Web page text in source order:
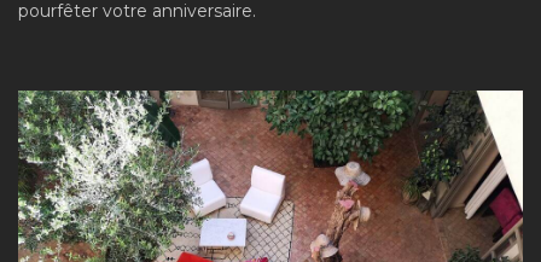
pourfêter votre anniversaire.